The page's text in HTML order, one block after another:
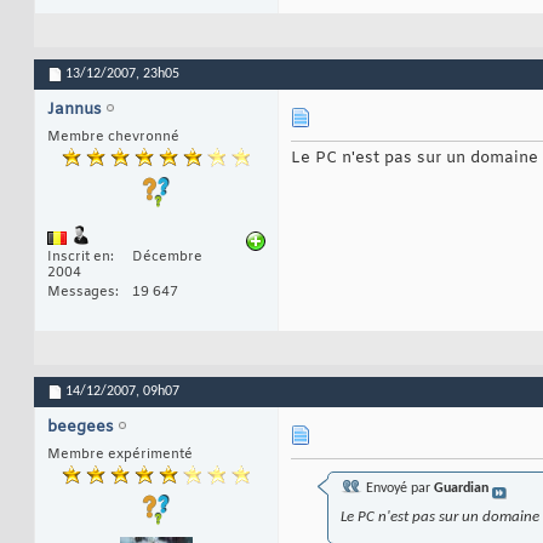
13/12/2007, 23h05
Jannus
Membre chevronné
Inscrit en
Décembre
2004
Messages
19 647
Le PC n'est pas sur un domaine
14/12/2007, 09h07
beegees
Membre expérimenté
Envoyé par Guardian
Le PC n'est pas sur un domaine